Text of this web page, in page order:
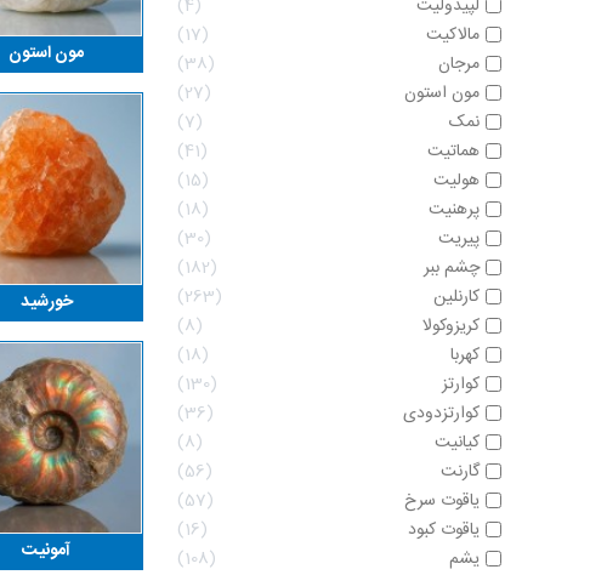
لپیدولیت
4
مالاکیت
17
مرجان
38
مون استون
27
نمک
7
هماتیت
41
هولیت
15
پرهنیت
18
پیریت
30
چشم ببر
182
کارنلین
263
کریزوکولا
8
کهربا
18
کوارتز
130
کوارتزدودی
36
کیانیت
8
گارنت
56
یاقوت سرخ
57
یاقوت کبود
16
یشم
108
مون استون
خورشید
آمونیت